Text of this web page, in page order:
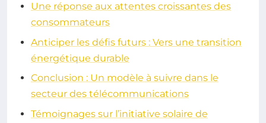
Une réponse aux attentes croissantes des
consommateurs
Anticiper les défis futurs : Vers une transition
énergétique durable
Conclusion : Un modèle à suivre dans le
secteur des télécommunications
Témoignages sur l’initiative solaire de